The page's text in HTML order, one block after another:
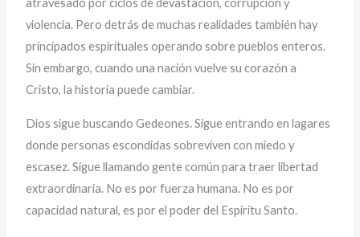
atravesado por ciclos de devastación, corrupción y
violencia. Pero detrás de muchas realidades también hay
principados espirituales operando sobre pueblos enteros.
Sin embargo, cuando una nación vuelve su corazón a
Cristo, la historia puede cambiar.
Dios sigue buscando Gedeones. Sigue entrando en lagares
donde personas escondidas sobreviven con miedo y
escasez. Sigue llamando gente común para traer libertad
extraordinaria. No es por fuerza humana. No es por
capacidad natural, es por el poder del Espíritu Santo.